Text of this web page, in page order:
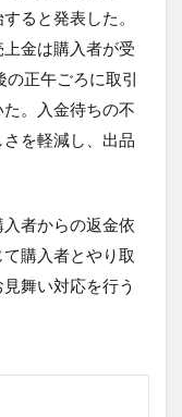
ると発表した。
金は購入者が受
正午ごろに取引
。入金待ちの不
を軽減し、出品
者からの返金依
購入者とやり取
舞い対応を行う